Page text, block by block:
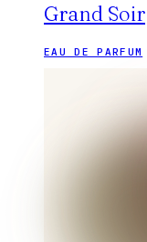
Grand Soir
EAU DE PARFUM